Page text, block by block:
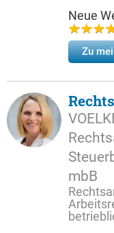
Neue
Zu
mbB